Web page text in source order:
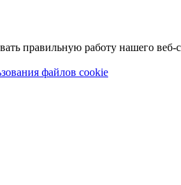
правильную работу нашего веб-
файлов cookie